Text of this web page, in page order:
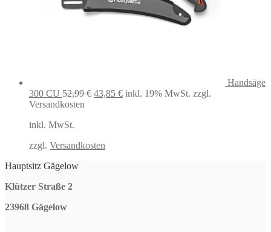
Handsäge
300 CU 52,99€ Ursprünglicher
43,85 €Aktueller
inkl. 19% MwSt. zzgl.
Versandkosten
inkl. MwSt.
zzgl. Versandkosten
Hauptsitz Gägelow
Klützer Straße 2
23968 Gägelow